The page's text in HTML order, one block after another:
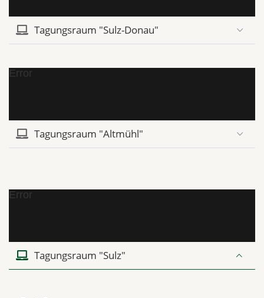
Tagungsraum "Sulz-Donau"
Error
Tagungsraum "Altmühl"
Error
Tagungsraum "Sulz"